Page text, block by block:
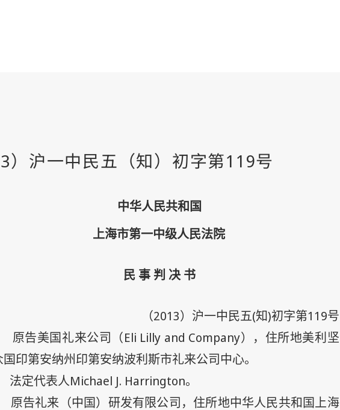
中华人民共和国
上海市第一中级人民法院
民 事 判 决 书
（2013）沪一中民五(知)初字第119号
原告美国礼来公司（ Eli Lilly and Company），住所地美利坚
国印第安纳州印第安纳波利斯市礼来公司中心。
法定代表人Michael J. Harrington。
原告礼来（中国）研发有限公司，住所地中华人民共和国上海